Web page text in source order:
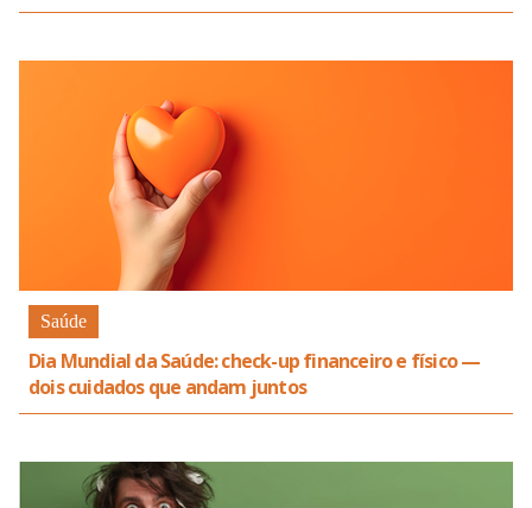
Saúde
Dia Mundial da Saúde: check-up financeiro e físico —
dois cuidados que andam juntos